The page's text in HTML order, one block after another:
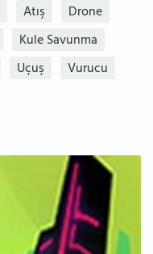
Atış
Drone
Kule Savunma
Uçuş Vurucu